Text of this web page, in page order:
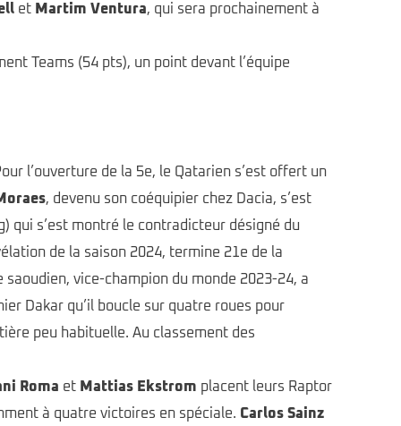
et Martim Ventura, qui sera prochainement à
Teams (54 pts), un point devant l’équipe
l’ouverture de la 5e, le Qatarien s’est offert un
, devenu son coéquipier chez Dacia, s’est
qui s’est montré le contradicteur désigné du
de la saison 2024, termine 21e de la
vice-champion du monde 2023-24, a
Dakar qu’il boucle sur quatre roues pour
peu habituelle. Au classement des
Roma et Mattias Ekstrom placent leurs Raptor
à quatre victoires en spéciale. Carlos Sainz